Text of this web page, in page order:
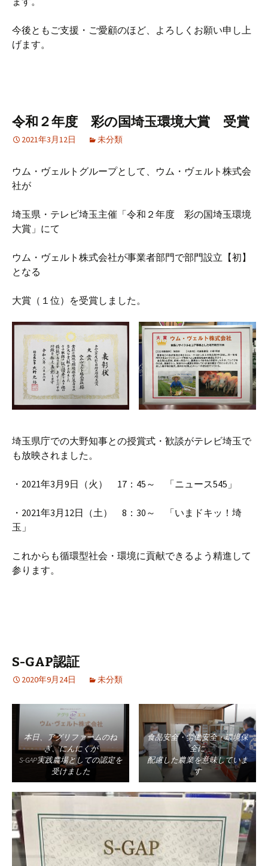
今後ともご支援・ご愛顧のほど、よろしくお願い申し上
げます。
令和２年度 彩の国埼玉環境大賞 受賞
2021年3月12日 未分類
ウム・ヴェルトグループとして、ウム・ヴェルト株式会
社が
埼玉県・テレビ埼玉主催「令和２年度 彩の国埼玉環境
大賞」にて
ウム・ヴェルト株式会社が事業者部門で部門設立【初】
となる
大賞（１位）を受賞しました。
埼玉県庁での大野知事との授賞式・歓談がテレビ埼玉で
も放映されました。
・2021年3月9日（火） 17：45～ 「ニュース545」
・2021年3月12日（土） 8：30～ 「いまドキッ！埼
玉」
これからも循環型社会・環境に貢献できるよう精進して
参ります。
S-GAP認証
2020年9月24日 未分類
本日、アグリファームのね
ぎ、にんにくが
S-GAP実践農場としての認定を
受けました
食品安全・労働安全・環境保
全に
配慮した農業を意味していま
す